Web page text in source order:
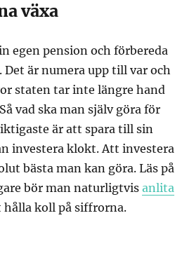
växa
egen pension och förbereda
är numera upp till var och
staten tar inte längre hand
vad ska man själv göra för
är att spara till sin
investera klokt. Att investera
bästa man kan göra. Läs på
bör man naturligtvis anlita
hålla koll på siffrorna.